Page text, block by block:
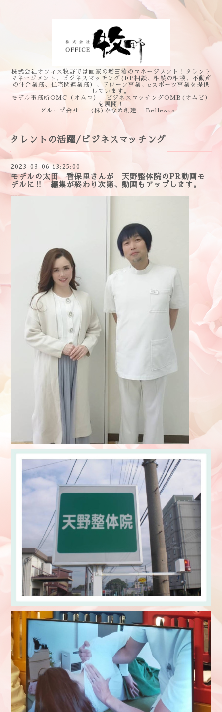
株式会社オフィス牧野では画家の増田薫のマネージメント！タレント
マネージメント、ビジネスマッチング(FP相談、相続の相談、不動産
の仲介業務、住宅関連業務）、ドローン事業、eスポーツ事業を提供
しています。
モデル事務所OMC（オムコ） ビジネスマッチングOMB(オムビ）
も展開！
グループ会社 (株)かなめ創建 Bellezza
タレントの活躍/ビジネスマッチング
2023-03-06 13:25:00
モデルの太田 香保里さんが 天野整体院のPR動画モ
デルに‼ 編集が終わり次第、動画もアップします。